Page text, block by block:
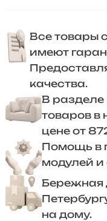
Все товары
имеют
качества.
В разделе
товаров в
цене от
Помощь в
модулей и
Бережная
на дому.